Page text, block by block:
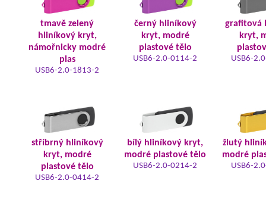
tmavě zelený
hliníkový kryt,
námořnicky modré
plas
USB6-2.0-1813-2
černý hliníkový
kryt, modré
plastové tělo
USB6-2.0-0114-2
grafitová
kryt,
USB6-
stříbrný hliníkový
kryt, modré
plastové tělo
USB6-2.0-0414-2
bílý hliníkový kryt,
modré plastové tělo
USB6-2.0-0214-2
žlutý
modré
USB6-